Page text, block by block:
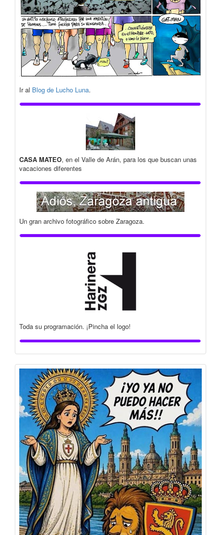
Ir al Blog de Lucho Luna.
CASA MATEO, en el Valle de Arán, para los que buscan unas
vacaciones diferentes
Un gran archivo fotográfico sobre Zaragoza.
Toda su programación. ¡Pincha el logo!